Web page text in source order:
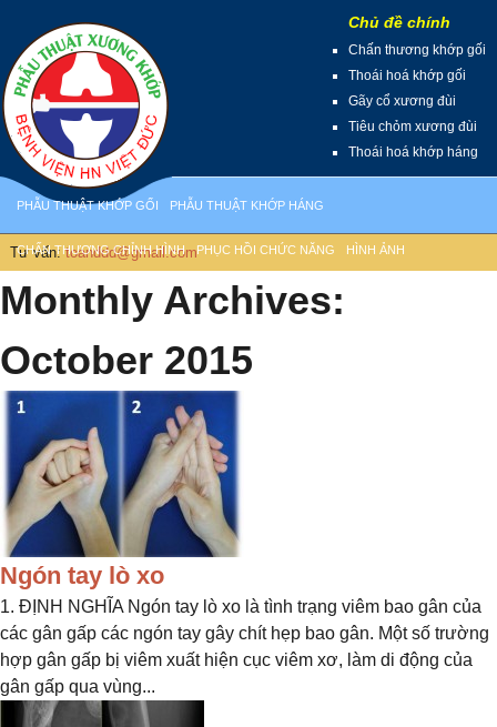
PHẪU THUẬT KHỚP GỐI PHẪU THUẬT KHỚP HÁNG
CHẤN THƯƠNG CHỈNH HÌNH PHỤC HỒI CHỨC NĂNG HÌNH ẢNH
Chủ đề chính
Chấn thương khớp gối
Thoái hoá khớp gối
Gãy cổ xương đùi
Tiêu chỏm xương đùi
Thoái hoá khớp háng
Tư vấn:toanddd@gmail.com
Monthly Archives:
October 2015
Ngón tay lò xo
1. ĐỊNH NGHĨA Ngón tay lò xo là tình trạng viêm bao gân của
các gân gấp các ngón tay gây chít hẹp bao gân. Một số trường
hợp gân gấp bị viêm xuất hiện cục viêm xơ, làm di động của
gân gấp qua vùng...